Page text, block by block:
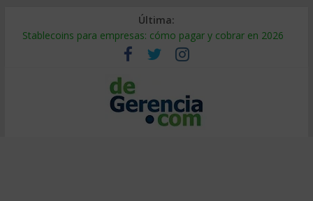
Última:
Stablecoins para empresas: cómo pagar y cobrar en 2026
Despido silencioso: qué es y por qué sale tan caro
IA en selección de personal: cómo auditarla a tiempo
Trabajo forzoso en la cadena de suministro: qué hacer
Mercado hispano de EE. UU.: cómo segmentarlo y venderle